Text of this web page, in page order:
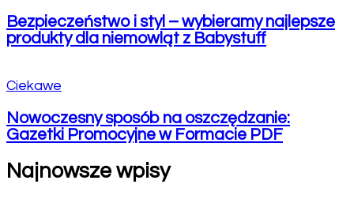
Bezpieczeństwo i styl – wybieramy najlepsze
produkty dla niemowląt z Babystuff
Ciekawe
Nowoczesny sposób na oszczędzanie:
Gazetki Promocyjne w Formacie PDF
Najnowsze wpisy